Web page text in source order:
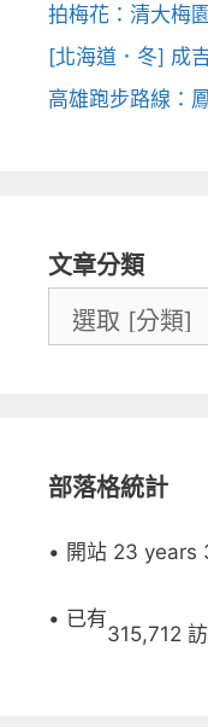
拍梅花：清大梅園
[北海道．冬] 成
高雄跑步路線：
文章分類
部落格統計
• 開站 23
• 已有
315,712